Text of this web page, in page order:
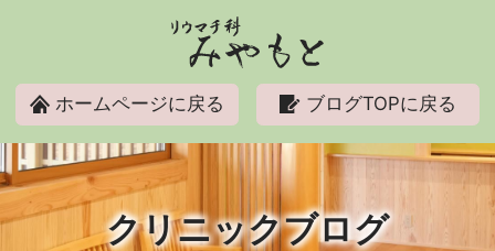
ホームページに戻る ブログTOPに戻る
クリニックブログ